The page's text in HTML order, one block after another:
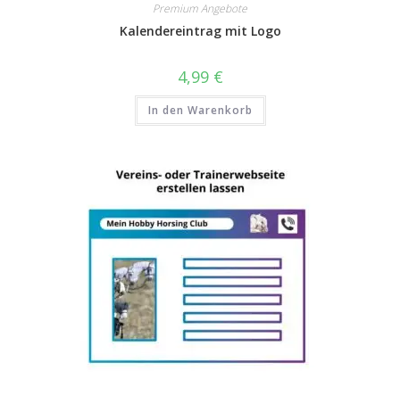
Premium Angebote
Kalendereintrag mit Logo
4,99 €
In den Warenkorb